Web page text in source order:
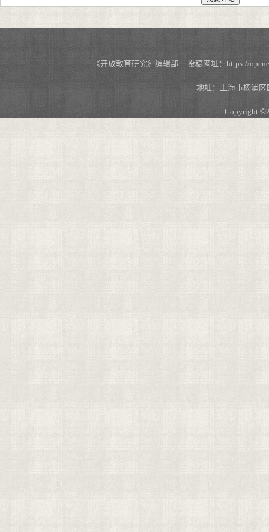
《开放教育研究》编辑部 投稿网址：https://
地址：上海市杨浦
Copyright ©